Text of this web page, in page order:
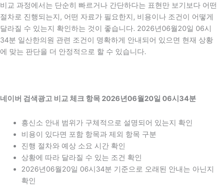
비교 과정에서는 단순히 빠르거나 간단하다는 표현만 보기보다 어떤
절차로 진행되는지, 어떤 자료가 필요한지, 비용이나 조건이 어떻게
달라질 수 있는지 확인하는 것이 좋습니다. 2026년06월20일 06시
34분 일산한의원 관련 조건이 명확하게 안내되어 있으면 현재 상황
에 맞는 판단을 더 안정적으로 할 수 있습니다.
네이버 검색광고 비교 체크 항목 2026년06월20일 06시34분
흥신소 안내 범위가 구체적으로 설명되어 있는지 확인
비용이 있다면 포함 항목과 제외 항목 구분
진행 절차와 예상 소요 시간 확인
상황에 따라 달라질 수 있는 조건 확인
2026년06월20일 06시34분 기준으로 오래된 안내는 아닌지
확인